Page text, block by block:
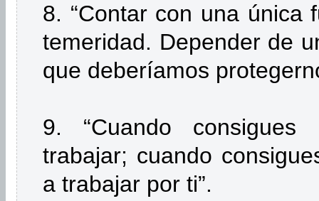
8. “Contar con una única
temeridad. Depender de
que deberíamos
9. “Cuando
trabajar; cuando
a trabajar por ti”.